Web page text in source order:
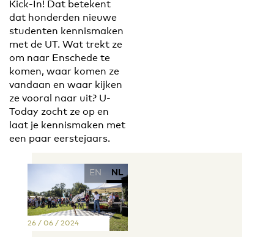
Kick-In! Dat betekent
dat honderden nieuwe
studenten kennismaken
met de UT. Wat trekt ze
om naar Enschede te
komen, waar komen ze
vandaan en waar kijken
ze vooral naar uit? U-
Today zocht ze op en
laat je kennismaken met
een paar eerstejaars.
EN NL
26 / 06 / 2024